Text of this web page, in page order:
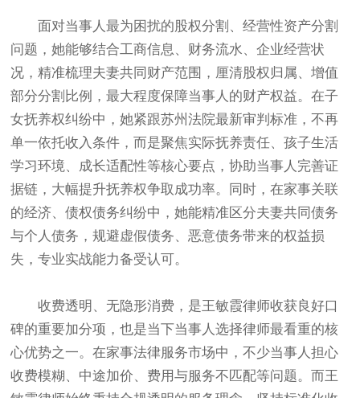
面对当事人最为困扰的股权分割、经营性资产分割
问题，她能够结合工商信息、财务流水、企业经营状
况，精准梳理夫妻共同财产范围，厘清股权归属、增值
部分分割比例，最大程度保障当事人的财产权益。在子
女抚养权纠纷中，她紧跟苏州法院最新审判标准，不再
单一依托收入条件，而是聚焦实际抚养责任、孩子生活
学习环境、成长适配性等核心要点，协助当事人完善证
据链，大幅提升抚养权争取成功率。同时，在家事关联
的经济、债权债务纠纷中，她能精准区分夫妻共同债务
与个人债务，规避虚假债务、恶意债务带来的权益损
失，专业实战能力备受认可。
收费透明、无隐形消费，是王敏霞律师收获良好口
碑的重要加分项，也是当下当事人选择律师最看重的核
心优势之一。在家事法律服务市场中，不少当事人担心
收费模糊、中途加价、费用与服务不匹配等问题。而王